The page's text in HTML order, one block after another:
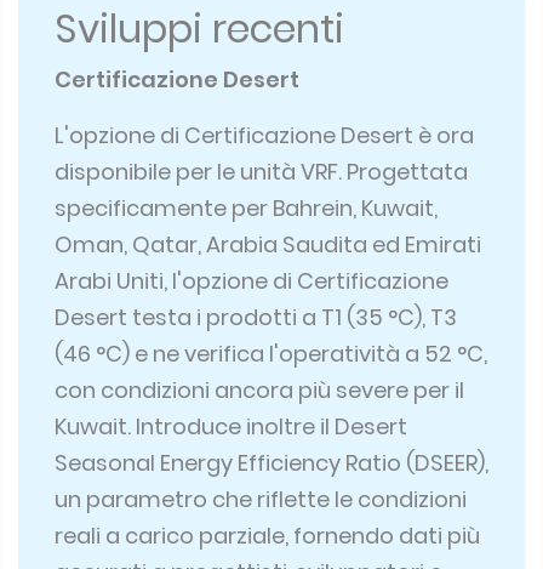
Sviluppi recenti
Certificazione Desert
L'opzione di Certificazione Desert è ora
disponibile per le unità VRF. Progettata
specificamente per Bahrein, Kuwait,
Oman, Qatar, Arabia Saudita ed Emirati
Arabi Uniti, l'opzione di Certificazione
Desert testa i prodotti a T1 (35 °C), T3
(46 °C) e ne verifica l'operatività a 52 °C,
con condizioni ancora più severe per il
Kuwait. Introduce inoltre il Desert
Seasonal Energy Efficiency Ratio (DSEER),
un parametro che riflette le condizioni
reali a carico parziale, fornendo dati più